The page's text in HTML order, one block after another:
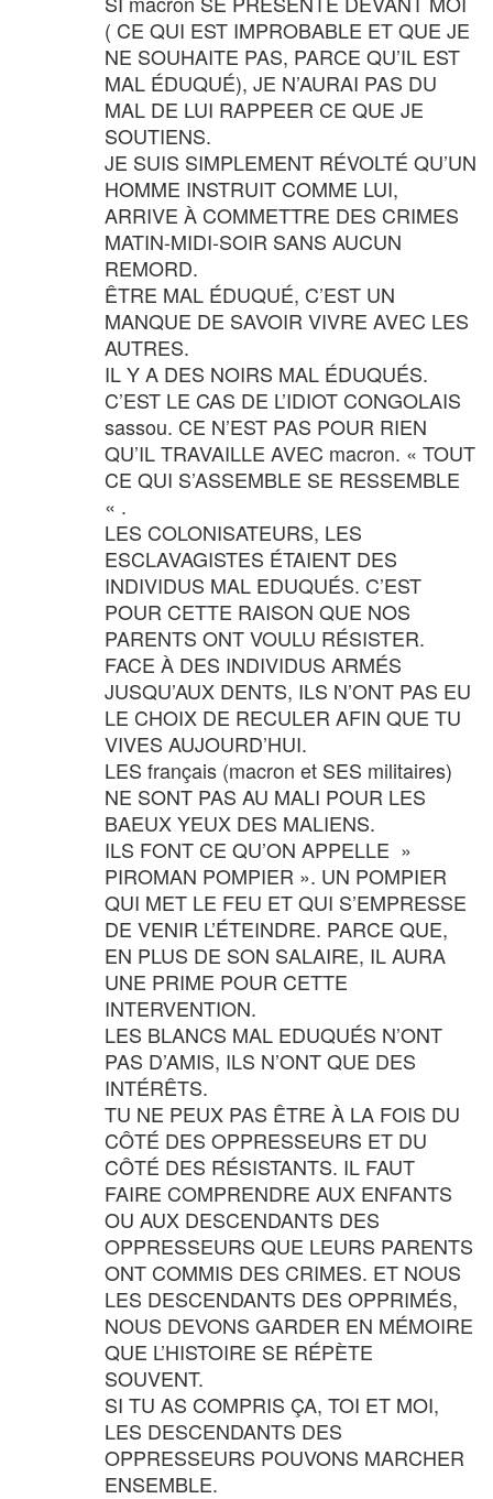
( CE QUI EST IMPROBABLE ET QUE JE
NE SOUHAITE PAS, PARCE QU’IL EST
MAL ÉDUQUÉ), JE N’AURAI PAS DU
MAL DE LUI RAPPEER CE QUE JE
SOUTIENS.
JE SUIS SIMPLEMENT RÉVOLTÉ QU’UN
HOMME INSTRUIT COMME LUI,
ARRIVE À COMMETTRE DES CRIMES
MATIN-MIDI-SOIR SANS AUCUN
REMORD.
ÊTRE MAL ÉDUQUÉ, C’EST UN
MANQUE DE SAVOIR VIVRE AVEC LES
AUTRES.
IL Y A DES NOIRS MAL ÉDUQUÉS.
C’EST LE CAS DE L’IDIOT CONGOLAIS
sassou. CE N’EST PAS POUR RIEN
QU’IL TRAVAILLE AVEC macron. « TOUT
CE QUI S’ASSEMBLE SE RESSEMBLE
« .
LES COLONISATEURS, LES
ESCLAVAGISTES ÉTAIENT DES
INDIVIDUS MAL EDUQUÉS. C’EST
POUR CETTE RAISON QUE NOS
PARENTS ONT VOULU RÉSISTER.
FACE À DES INDIVIDUS ARMÉS
JUSQU’AUX DENTS, ILS N’ONT PAS EU
LE CHOIX DE RECULER AFIN QUE TU
VIVES AUJOURD’HUI.
LES français (macron et SES militaires)
NE SONT PAS AU MALI POUR LES
BAEUX YEUX DES MALIENS.
ILS FONT CE QU’ON APPELLE »
PIROMAN POMPIER ». UN POMPIER
QUI MET LE FEU ET QUI S’EMPRESSE
DE VENIR L’ÉTEINDRE. PARCE QUE,
EN PLUS DE SON SALAIRE, IL AURA
UNE PRIME POUR CETTE
INTERVENTION.
LES BLANCS MAL EDUQUÉS N’ONT
PAS D’AMIS, ILS N’ONT QUE DES
INTÉRÊTS.
TU NE PEUX PAS ÊTRE À LA FOIS DU
CÔTÉ DES OPPRESSEURS ET DU
CÔTÉ DES RÉSISTANTS. IL FAUT
FAIRE COMPRENDRE AUX ENFANTS
OU AUX DESCENDANTS DES
OPPRESSEURS QUE LEURS PARENTS
ONT COMMIS DES CRIMES. ET NOUS
LES DESCENDANTS DES OPPRIMÉS,
NOUS DEVONS GARDER EN MÉMOIRE
QUE L’HISTOIRE SE RÉPÈTE
SOUVENT.
SI TU AS COMPRIS ÇA, TOI ET MOI,
LES DESCENDANTS DES
OPPRESSEURS POUVONS MARCHER
ENSEMBLE.